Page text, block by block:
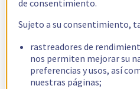
de consentimiento.
Sujeto a su consentimiento,
rastreadores de
nos permiten mejorar su
preferencias y usos, así
nuestras páginas;